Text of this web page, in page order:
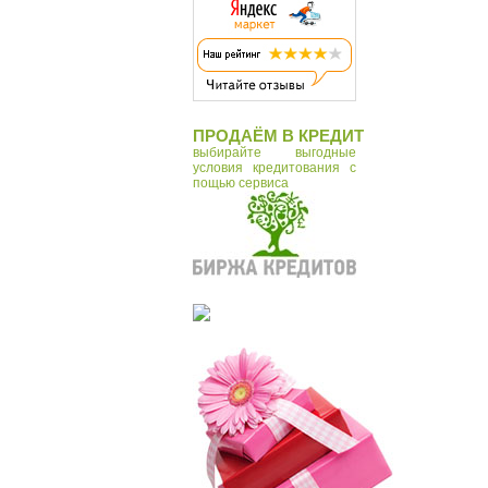
ПРОДАЁМ В КРЕДИТ
выбирайте выгодные
условия кредитования с
пощью сервиса